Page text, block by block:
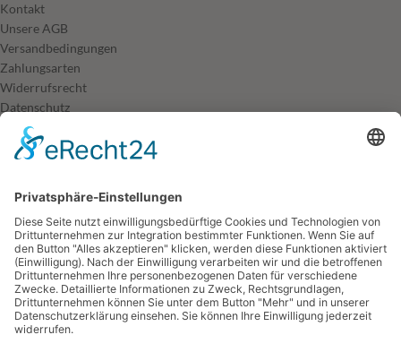
Kontakt
Unsere AGB
Versandbedingungen
Zahlungsarten
Widerrufsrecht
Datenschutz
Impressum
UNSER INSTAGRAM
Error validating access token: The session has been invalidated because
the user changed their password or Facebook has changed the session
for security reasons.
folge uns!
KAFFEETRAUM 2024 - POWERED BYEFFETTO MEDIA| PREMIUM E-COMMERCE
SOLUTIONS.